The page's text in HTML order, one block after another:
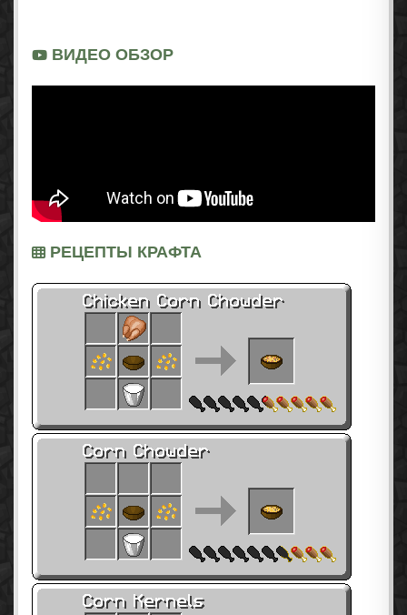
ВИДЕО ОБЗОР
РЕЦЕПТЫ КРАФТА